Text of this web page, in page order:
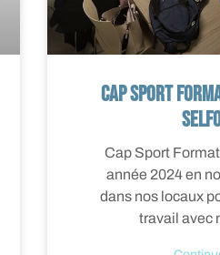
Cap Sport
Cap Sport
année 2024 en
dans nos locaux
travail avec